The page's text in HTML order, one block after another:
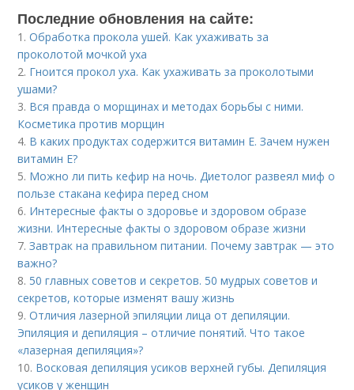
Последние обновления на сайте:
1.Обработка прокола ушей. Как ухаживать за
проколотой мочкой уха
2. Гноится прокол уха. Как ухаживать за проколотыми
ушами?
3. Вся правда о морщинах и методах борьбы с ними.
Косметика против морщин
4. В каких продуктах содержится витамин Е. Зачем нужен
витамин Е?
5. Можно ли пить кефир на ночь. Диетолог развеял миф о
пользе стакана кефира перед сном
6. Интересные факты о здоровье и здоровом образе
жизни. Интересные факты о здоровом образе жизни
7.Завтрак на правильном питании. Почему завтрак — это
важно?
8. 50 главных советов и секретов. 50 мудрых советов и
секретов, которые изменят вашу жизнь
9.Отличия лазерной эпиляции лица от депиляции.
Эпиляция и депиляция – отличие понятий. Что такое
«лазерная депиляция»?
10. Восковая депиляция усиков верхней губы. Депиляция
усиков у женщин